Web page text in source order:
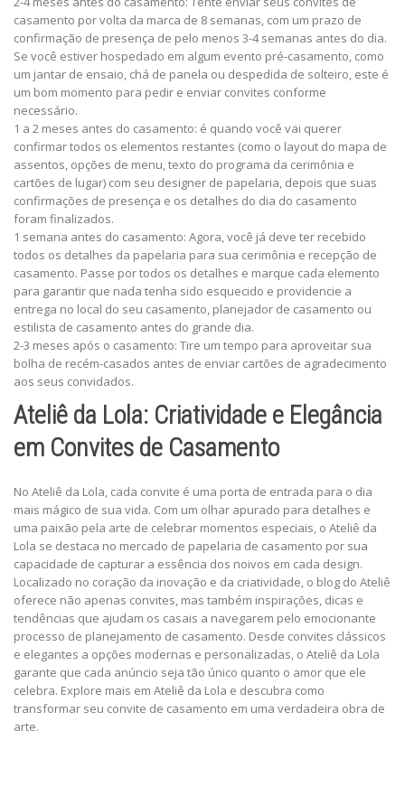
casamento por volta da marca de 8 semanas, com um prazo de
confirmação de presença de pelo menos 3-4 semanas antes do dia.
Se você estiver hospedado em algum evento pré-casamento, como
um jantar de ensaio, chá de panela ou despedida de solteiro, este é
um bom momento para pedir e enviar convites conforme
necessário.
1 a 2 meses antes do casamento: é quando você vai querer
confirmar todos os elementos restantes (como o layout do mapa de
assentos, opções de menu, texto do programa da cerimônia e
cartões de lugar) com seu designer de papelaria, depois que suas
confirmações de presença e os detalhes do dia do casamento
foram finalizados.
1 semana antes do casamento: Agora, você já deve ter recebido
todos os detalhes da papelaria para sua cerimônia e recepção de
casamento. Passe por todos os detalhes e marque cada elemento
para garantir que nada tenha sido esquecido e providencie a
entrega no local do seu casamento, planejador de casamento ou
estilista de casamento antes do grande dia.
2-3 meses após o casamento: Tire um tempo para aproveitar sua
bolha de recém-casados ​​​​antes de enviar cartões de agradecimento
aos seus convidados.
Ateliê da Lola: Criatividade e Elegância
em Convites de Casamento
No Ateliê da Lola, cada convite é uma porta de entrada para o dia
mais mágico de sua vida. Com um olhar apurado para detalhes e
uma paixão pela arte de celebrar momentos especiais, o Ateliê da
Lola se destaca no mercado de papelaria de casamento por sua
capacidade de capturar a essência dos noivos em cada design.
Localizado no coração da inovação e da criatividade, o blog do Ateliê
oferece não apenas convites, mas também inspirações, dicas e
tendências que ajudam os casais a navegarem pelo emocionante
processo de planejamento de casamento. Desde convites clássicos
e elegantes a opções modernas e personalizadas, o Ateliê da Lola
garante que cada anúncio seja tão único quanto o amor que ele
celebra. Explore mais em Ateliê da Lola e descubra como
transformar seu convite de casamento em uma verdadeira obra de
arte.